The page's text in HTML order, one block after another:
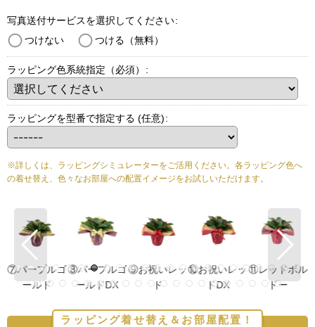
写真送付サービスを選択してください:
つけない
つける（無料）
ラッピング色系統指定（必須） :
ラッピングを型番で指定する (任意):
※詳しくは、ラッピングシミュレーターをご活用ください。各ラッピング色へ
の着せ替え、色々なお部屋への配置イメージをお試しいただけます。
⑧パープルゴ
ールドDX
⑨お祝いレッ
ド
⑩お祝いレッ
ドDX
⑪レッドボル
ドー
⑫レッドボル
ドーDX
ラッピング着せ替え＆お部屋配置！